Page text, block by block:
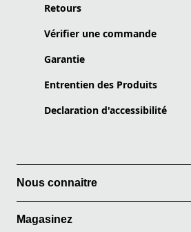
Retours
Vérifier une commande
Garantie
Entrentien des Produits
Declaration d'accessibilité
Nous connaitre
Magasinez